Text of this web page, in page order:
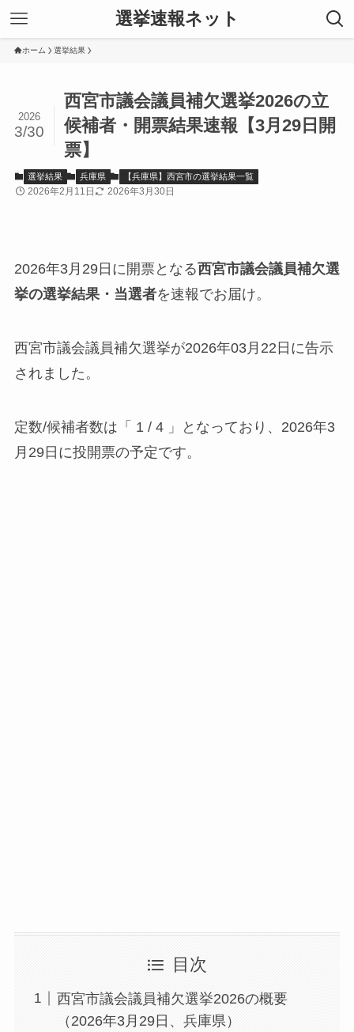
選挙速報ネット
ホーム 選挙結果
西宮市議会議員補欠選挙2026の立
候補者・開票結果速報【3月29日開
票】
2026
3/30
選挙結果 兵庫県 【兵庫県】西宮市の選挙結果一覧
2026年2月11日 2026年3月30日
2026年3月29日に開票となる西宮市議会議員補欠選
挙の選挙結果・当選者を速報でお届け。
西宮市議会議員補欠選挙が2026年03月22日に告示
されました。
定数/候補者数は「 1 / 4 」となっており、2026年3
月29日に投開票の予定です。
目次
西宮市議会議員補欠選挙2026の概要
（2026年3月29日、兵庫県）